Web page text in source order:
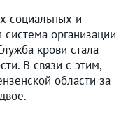
социальных и
организации
крови стала
В связи с этим,
области за